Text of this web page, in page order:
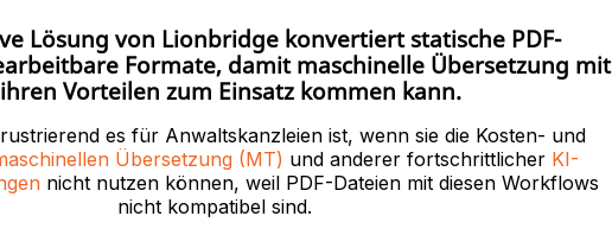
Lösung von Lionbridge konvertiert statische PDF-
Formate, damit maschinelle Übersetzung mit
Vorteilen zum Einsatz kommen kann.
es für Anwaltskanzleien ist, wenn sie die Kosten- und
Übersetzung (MT) und anderer fortschrittlicher KI-
nicht nutzen können, weil PDF-Dateien mit diesen Workflows
nicht kompatibel sind.